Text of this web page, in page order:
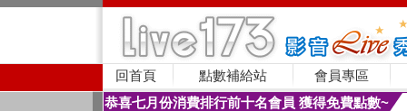
回首頁 點數補給站 會員專區
恭喜七月份消費排行前十名會員 獲得免費點數~